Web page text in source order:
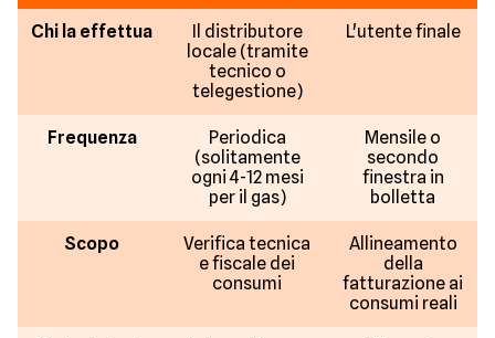
Chi la effettua
Il distributore
locale (tramite
tecnico o
telegestione)
L'utente finale
Frequenza
Periodica
(solitamente
ogni 4-12 mesi
per il gas)
Mensile o
secondo
finestra in
bolletta
Scopo
Verifica tecnica
e fiscale dei
consumi
Allineamento
della
fatturazione ai
consumi reali